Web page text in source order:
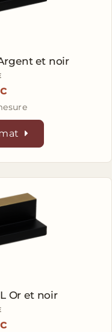
et noir
Or et noir